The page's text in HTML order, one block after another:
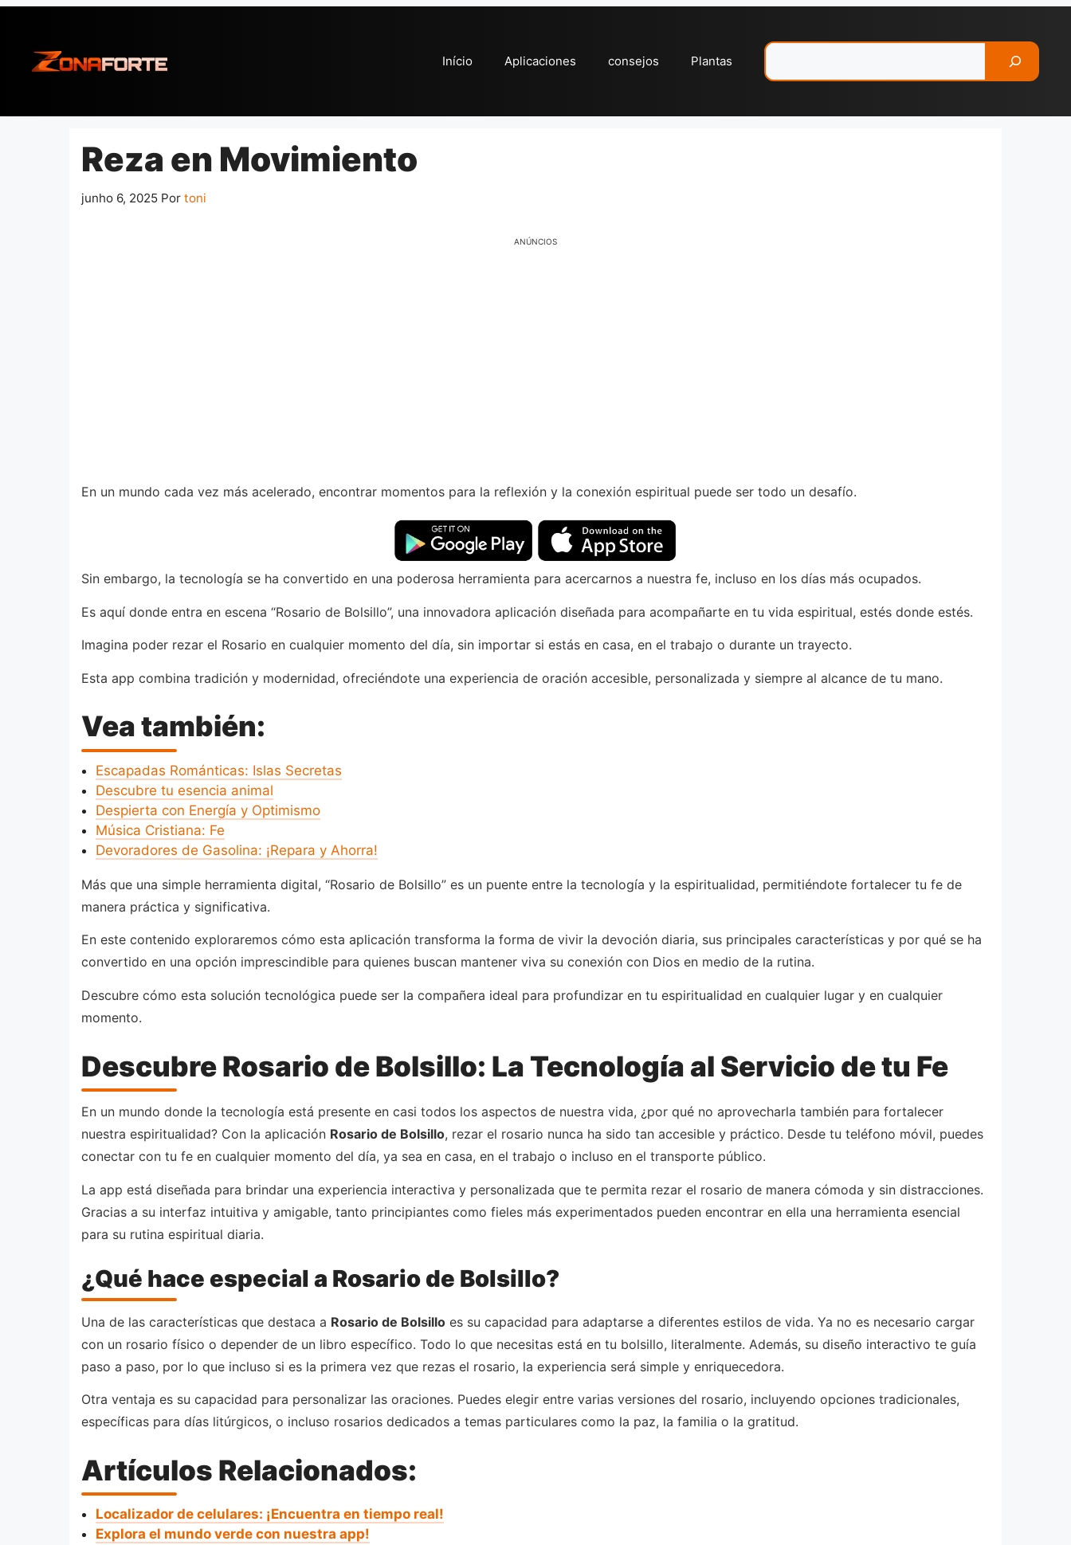
conteúdo
Início Aplicaciones consejos Plantas
Reza en Movimiento
junho 6, 2025 Por toni
ANÚNCIOS
En un mundo cada vez más acelerado, encontrar momentos para la reflexión y la conexión espiritual puede ser todo un desafío.
Sin embargo, la tecnología se ha convertido en una poderosa herramienta para acercarnos a nuestra fe, incluso en los días más ocupados.
Es aquí donde entra en escena “Rosario de Bolsillo”, una innovadora aplicación diseñada para acompañarte en tu vida espiritual, estés donde estés.
Imagina poder rezar el Rosario en cualquier momento del día, sin importar si estás en casa, en el trabajo o durante un trayecto.
Esta app combina tradición y modernidad, ofreciéndote una experiencia de oración accesible, personalizada y siempre al alcance de tu mano.
Vea también:
Escapadas Románticas: Islas Secretas
Descubre tu esencia animal
Despierta con Energía y Optimismo
Música Cristiana: Fe
Devoradores de Gasolina: ¡Repara y Ahorra!
Más que una simple herramienta digital, “Rosario de Bolsillo” es un puente entre la tecnología y la espiritualidad, permitiéndote fortalecer tu fe de
manera práctica y significativa.
En este contenido exploraremos cómo esta aplicación transforma la forma de vivir la devoción diaria, sus principales características y por qué se ha
convertido en una opción imprescindible para quienes buscan mantener viva su conexión con Dios en medio de la rutina.
Descubre cómo esta solución tecnológica puede ser la compañera ideal para profundizar en tu espiritualidad en cualquier lugar y en cualquier
momento.
Descubre Rosario de Bolsillo: La Tecnología al Servicio de tu Fe
En un mundo donde la tecnología está presente en casi todos los aspectos de nuestra vida, ¿por qué no aprovecharla también para fortalecer
nuestra espiritualidad? Con la aplicación Rosario de Bolsillo, rezar el rosario nunca ha sido tan accesible y práctico. Desde tu teléfono móvil, puedes
conectar con tu fe en cualquier momento del día, ya sea en casa, en el trabajo o incluso en el transporte público.
La app está diseñada para brindar una experiencia interactiva y personalizada que te permita rezar el rosario de manera cómoda y sin distracciones.
Gracias a su interfaz intuitiva y amigable, tanto principiantes como fieles más experimentados pueden encontrar en ella una herramienta esencial
para su rutina espiritual diaria.
¿Qué hace especial a Rosario de Bolsillo?
Una de las características que destaca a Rosario de Bolsillo es su capacidad para adaptarse a diferentes estilos de vida. Ya no es necesario cargar
con un rosario físico o depender de un libro específico. Todo lo que necesitas está en tu bolsillo, literalmente. Además, su diseño interactivo te guía
paso a paso, por lo que incluso si es la primera vez que rezas el rosario, la experiencia será simple y enriquecedora.
Otra ventaja es su capacidad para personalizar las oraciones. Puedes elegir entre varias versiones del rosario, incluyendo opciones tradicionales,
específicas para días litúrgicos, o incluso rosarios dedicados a temas particulares como la paz, la familia o la gratitud.
Artículos Relacionados:
Localizador de celulares: ¡Encuentra en tiempo real!
Explora el mundo verde con nuestra app!